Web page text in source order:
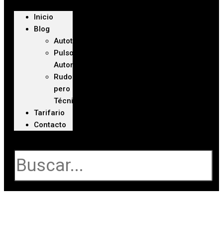
Inicio
Blog
Autoteca
Pulso
Automotriz
Rudo
pero
Técnico
Tarifario
Contacto